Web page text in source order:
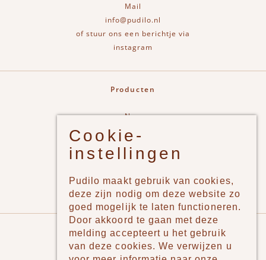
Mail
info@pudilo.nl
of stuur ons een berichtje via
instagram
Producten
New
Jongens
Meisjes
Merken
Pudilo
Cookie-
instellingen
Pudilo maakt gebruik van cookies,
deze zijn nodig om deze website zo
goed mogelijk te laten functioneren.
Door akkoord te gaan met deze
melding accepteert u het gebruik
van deze cookies. We verwijzen u